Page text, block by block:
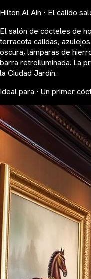
Hilton Al Ain · El cálido
El salón de cócteles de
terracota cálidas,
oscura, lámparas de
barra retroiluminada. La
la Ciudad Jardín.
Ideal para · Un primer